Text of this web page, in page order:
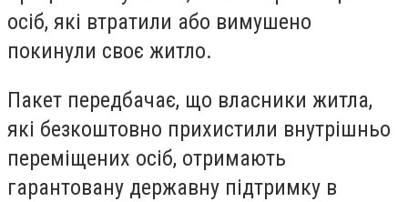
осіб, які втратили або вимушено
покинули своє житло.
Пакет передбачає, що власники житла,
які безкоштовно прихистили внутрішньо
переміщених осіб, отримають
гарантовану державну підтримку в